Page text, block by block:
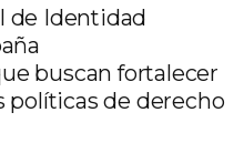
de Identidad
buscan fortalecer
políticas de derecho